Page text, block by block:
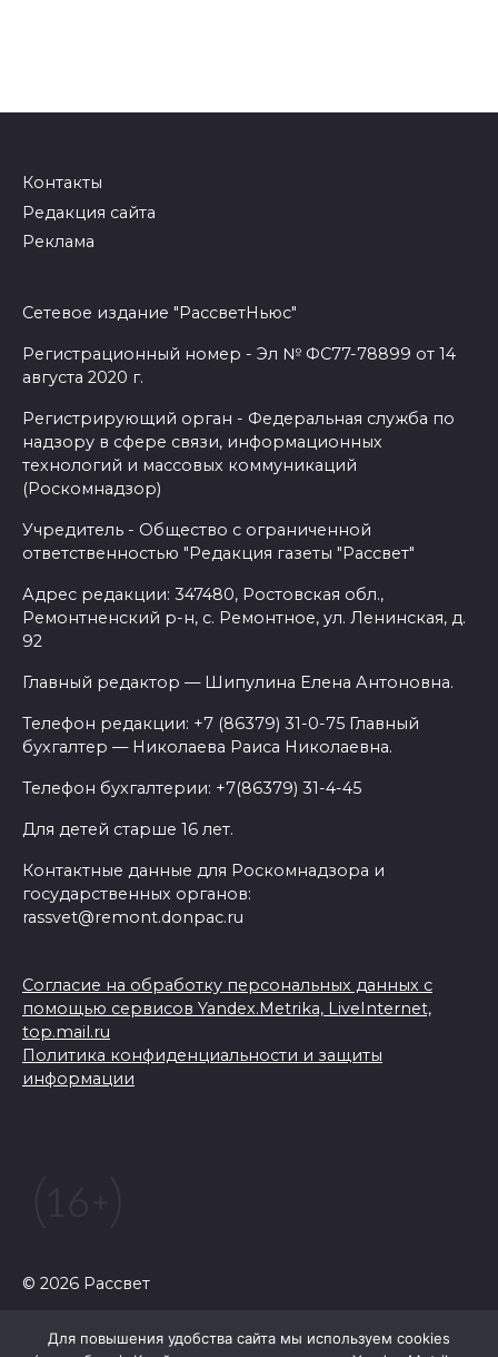
Контакты
Редакция сайта
Реклама
Сетевое издание "РассветНьюс"
Регистрационный номер - Эл № ФС77-78899 от 14
августа 2020 г.
Регистрирующий орган - Федеральная служба по
надзору в сфере связи, информационных
технологий и массовых коммуникаций
(Роскомнадзор)
Учредитель - Общество с ограниченной
ответственностью "Редакция газеты "Рассвет"
Адрес редакции: 347480, Ростовская обл.,
Ремонтненский р-н, с. Ремонтное, ул. Ленинская, д.
92
Главный редактор — Шипулина Елена Антоновна.
Телефон редакции: +7 (86379) 31-0-75 Главный
бухгалтер — Николаева Раиса Николаевна.
Телефон бухгалтерии: +7(86379) 31-4-45
Для детей старше 16 лет.
Контактные данные для Роскомнадзора и
государственных органов:
rassvet@remont.donpac.ru
Согласие на обработку персональных данных с
помощью сервисов Yandex.Metrika, LiveInternet,
top.mail.ru
Политика конфиденциальности и защиты
информации
© 2026 Рассвет
Для повышения удобства сайта мы используем cookies